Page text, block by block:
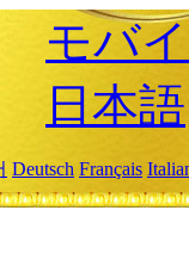
モバ
日本語
Deutsch Français